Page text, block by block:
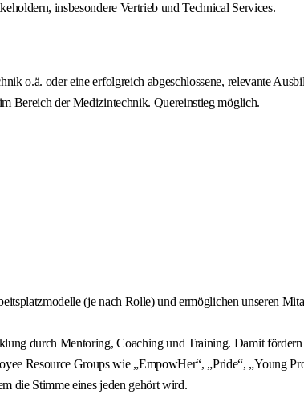
insbesondere Vertrieb und Technical Services.
o.ä. oder eine erfolgreich abgeschlossene, relevante
Bereich der Medizintechnik. Quereinstieg möglich.
(je nach Rolle) und ermöglichen unseren
durch Mentoring, Coaching und Training. Damit
Resource Groups wie „EmpowHer“, „Pride“, „Young
die Stimme eines jeden gehört wird.